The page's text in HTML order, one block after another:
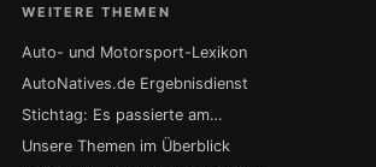
WEITERE THEMEN
Auto- und Motorsport-Lexikon
AutoNatives.de Ergebnisdienst
Stichtag: Es passierte am…
Unsere Themen im Überblick